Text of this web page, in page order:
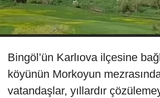
Bingöl’ün Karlıova ilçesine
köyünün Morkoyun
vatandaşlar, yıllardır